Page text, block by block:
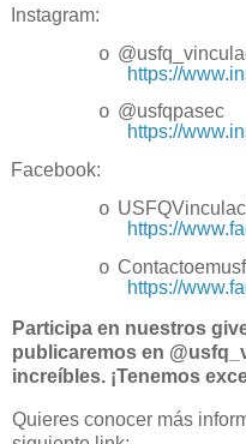
Instagram:
o
https://
o @usfqpasec
https://
Facebook:
o
https://
o
https://
Participa en nuestros
publicaremos en
increíbles. ¡Tenemos
Quieres conocer más